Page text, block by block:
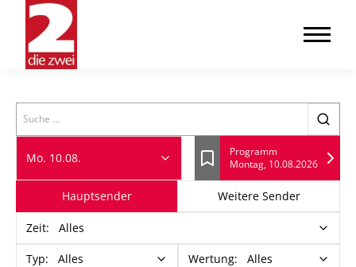
Search
Mo. 10.08. Lesezeichen
Programm
Montag, 10.08.2026
Hauptsender Weitere Sender
Zeit: Alles
Typ: Alles Wertung: Alles